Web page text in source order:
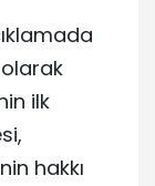
ilk
hakkı